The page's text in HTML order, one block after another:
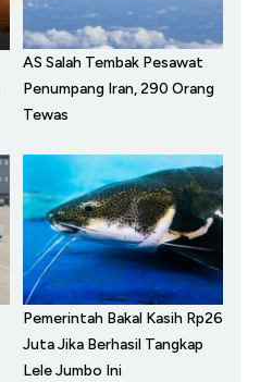
AS Salah Tembak Pesawat
Penumpang Iran, 290 Orang
Tewas
Pemerintah Bakal Kasih Rp26
Juta Jika Berhasil Tangkap
Lele Jumbo Ini